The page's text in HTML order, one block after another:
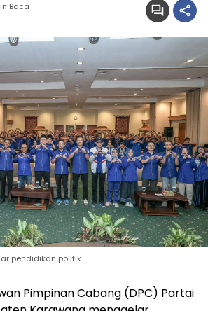
Baca
pendidikan politik.
Pimpinan Cabang (DPC) Partai